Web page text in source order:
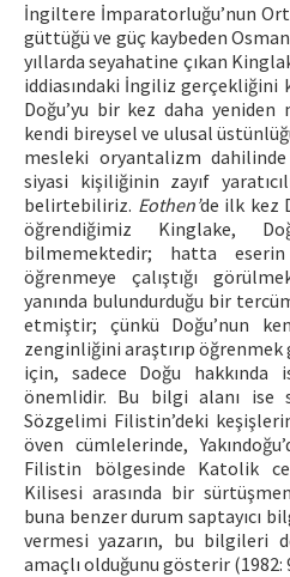
İngiltere İmparatorluğu’nun
güttüğü ve güç kaybeden
yıllarda seyahatine çıkan
iddiasındaki İngiliz gerçekliğini
Doğu’yu bir kez daha
kendi bireysel ve ulusal
mesleki oryantalizm
siyasi kişiliğinin zayıf
belirtebiliriz. Eothen’de ilk kez
öğrendiğimiz Kinglake,
bilmemektedir; hatta
öğrenmeye çalıştığı
yanında bulundurduğu bir
etmiştir; çünkü Doğu’nun
zenginliğini araştırıp
için, sadece Doğu
önemlidir. Bu bilgi alanı
Sözgelimi Filistin’deki
öven cümlelerinde,
Filistin bölgesinde Katolik
Kilisesi arasında bir
buna benzer durum saptayıcı
vermesi yazarın, bu bilgileri
amaçlı olduğunu gösterir (1982: